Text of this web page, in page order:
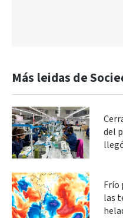
Más leidas de
del
Frío
las